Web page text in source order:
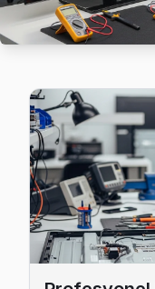
Sarıyer TV
Darüşşafaka
Darüşşafaka
Demirciköy
Demirciköy
Demirciköy
Emirgan
Emirgan'de